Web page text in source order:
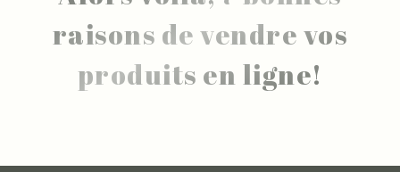
raisons de vendre vos
produits en ligne!